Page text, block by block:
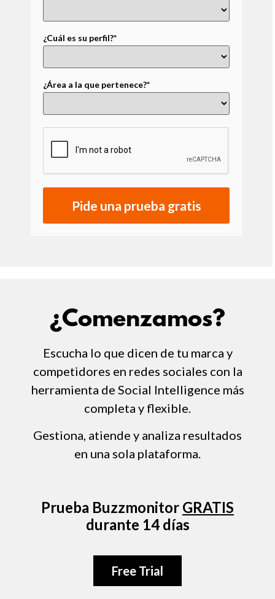
¿Cuál es su perfil?*
¿Área a la que pertenece?*
Pide una prueba gratis
¿Comenzamos?
Escucha lo que dicen de tu marca y
competidores en redes sociales con la
herramienta de Social Intelligence más
completa y flexible.
Gestiona, atiende y analiza resultados
en una sola plataforma.
Prueba Buzzmonitor GRATIS
durante 14 días
Free Trial